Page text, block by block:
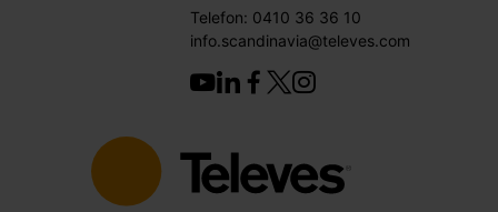
Telefon: 0410 36 36 10
info.scandinavia@televes.com